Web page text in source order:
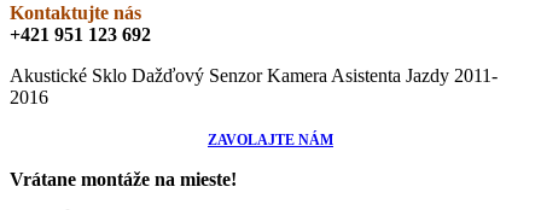
Kontaktujte nás
+421 951 123 692
Akustické Sklo Dažďový Senzor Kamera Asistenta Jazdy 2011-
2016
ZAVOLAJTE NÁM
Vrátane montáže na mieste!